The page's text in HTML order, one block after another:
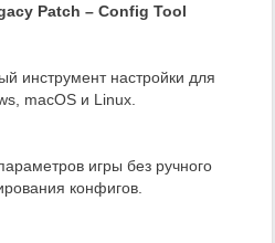
Patch – Config Tool
инструмент настройки для
macOS и Linux.
игры без ручного
конфигов.